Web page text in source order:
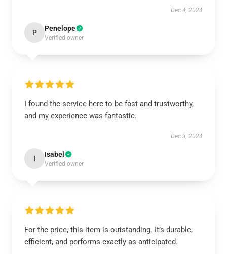
Dec 4, 2024
P Penelope
Verified owner
I found the service here to be fast and trustworthy,
and my experience was fantastic.
Dec 3, 2024
I Isabel
Verified owner
For the price, this item is outstanding. It’s durable,
efficient, and performs exactly as anticipated.